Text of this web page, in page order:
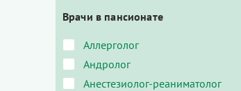
Врачи в пансионате
Аллерголог
Андролог
Анестезиолог-реаниматолог